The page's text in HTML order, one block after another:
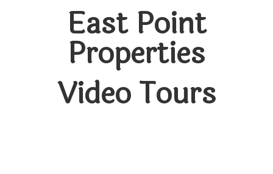
Galería ▾
Sobre nosotros ▾
East Point
Properties
Video Tours